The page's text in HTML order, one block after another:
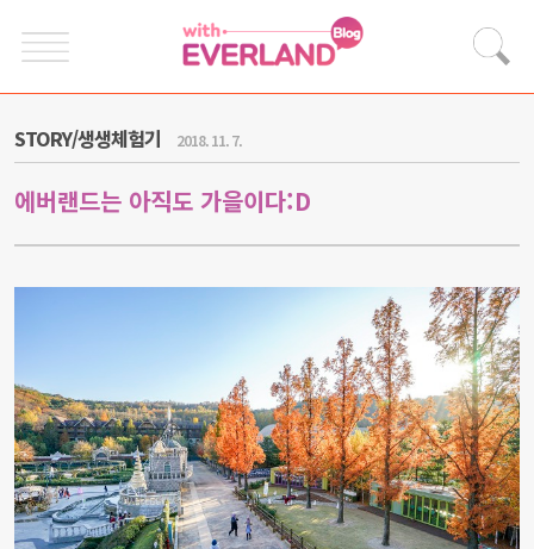
STORY/생생체험기 2018. 11. 7.
에버랜드는 아직도 가을이다:D